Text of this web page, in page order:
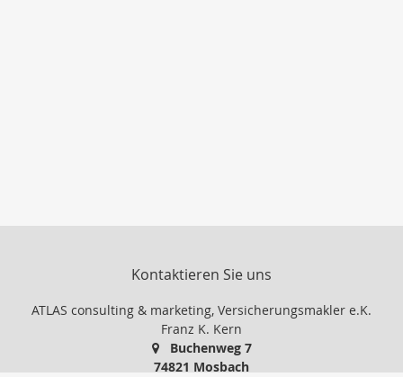
Kontaktieren Sie uns
ATLAS consulting & marketing, Versicherungsmakler e.K.
Franz K. Kern
Buchenweg 7
74821 Mosbach